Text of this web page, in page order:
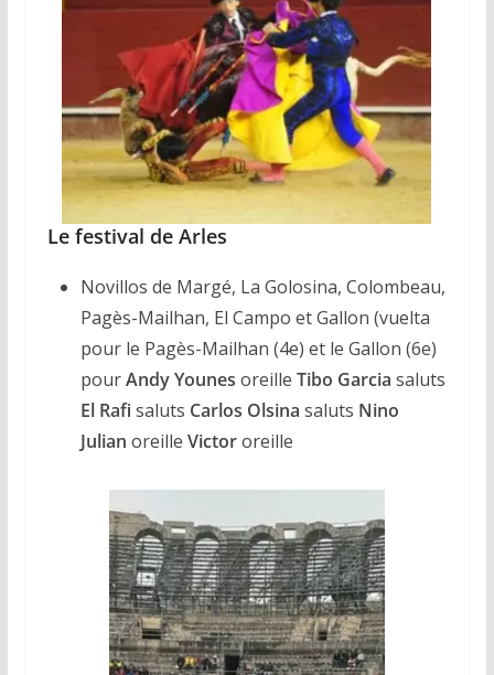
Le festival de Arles
Novillos de Margé, La Golosina, Colombeau,
Pagès-Mailhan, El Campo et Gallon (vuelta
pour le Pagès-Mailhan (4e) et le Gallon (6e)
pourAndy Younes oreille Tibo Garcia saluts
El Rafi saluts Carlos Olsina saluts Nino
Julian oreille Victororeille